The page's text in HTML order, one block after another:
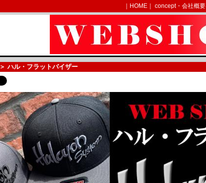
｜ HOME ｜ concept・会社概要
＞ ハル・フラットバイザー